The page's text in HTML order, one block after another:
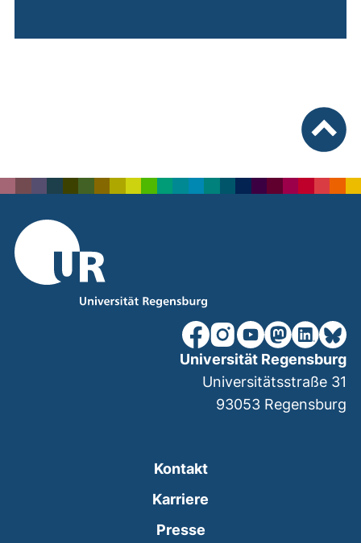
unsere Facebook-Seite
unsere Instagram-
unsere YouTube-
unsereunsere
Kontakt
Karriere
Presse
Universität Regensburg
Universitätsstraße 31
93053 Regensburg